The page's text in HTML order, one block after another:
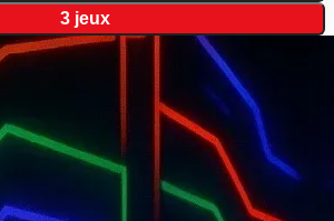
3 jeux